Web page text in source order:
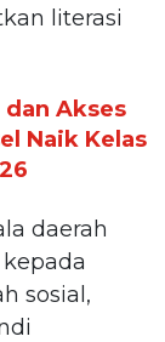
literasi
Akses
Naik Kelas
daerah
sosial,